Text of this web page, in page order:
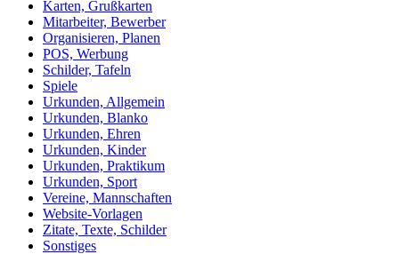
Karten, Grußkarten
Mitarbeiter, Bewerber
Organisieren, Planen
POS, Werbung
Schilder, Tafeln
Spiele
Urkunden, Allgemein
Urkunden, Blanko
Urkunden, Ehren
Urkunden, Kinder
Urkunden, Praktikum
Urkunden, Sport
Vereine, Mannschaften
Website-Vorlagen
Zitate, Texte, Schilder
Sonstiges